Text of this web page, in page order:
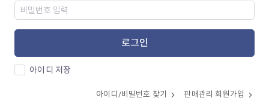
로그인
아이디 저장
아이디/비밀번호 찾기 판매관리 회원가입